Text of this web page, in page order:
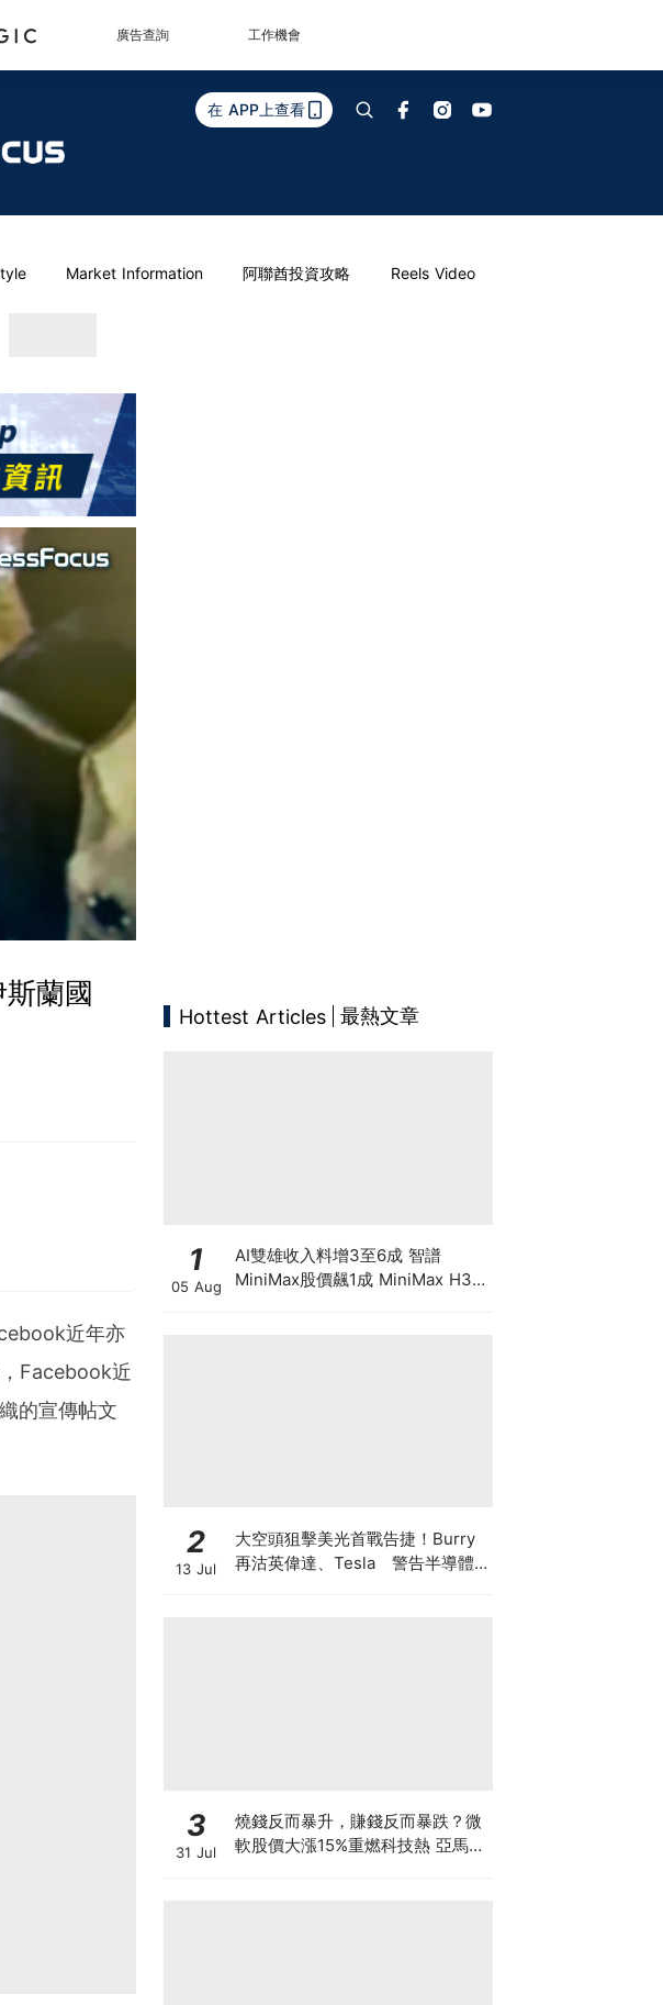
廣告查詢 工作機會
在 APP上查看
Market Information 阿聯酋投資攻略 Reels Video
蘭國
近年亦
Facebook近
的宣傳帖文
Hottest Articles 最熱文章
1
05 Aug
AI雙雄收入料增3至6成 智譜
MiniMax股價飆1成 MiniMax H3
2
13 Jul
大空頭狙擊美光首戰告捷！Burry
再沽英偉達、Tesla 警告半導體
3
31 Jul
燒錢反而暴升，賺錢反而暴跌？微
軟股價大漲15%重燃科技熱 亞馬遜